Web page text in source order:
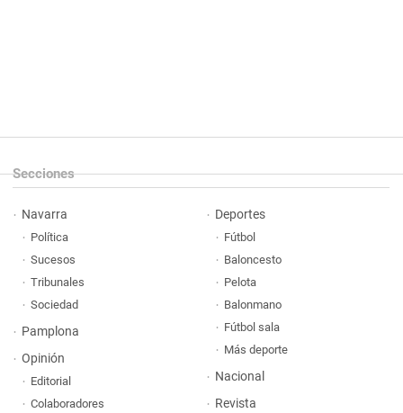
Secciones
Navarra
Política
Sucesos
Tribunales
Sociedad
Pamplona
Opinión
Editorial
Colaboradores
Deportes
Fútbol
Baloncesto
Pelota
Balonmano
Fútbol sala
Más deporte
Nacional
Revista